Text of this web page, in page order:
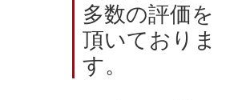
多数の評価を
頂いておりま
す。